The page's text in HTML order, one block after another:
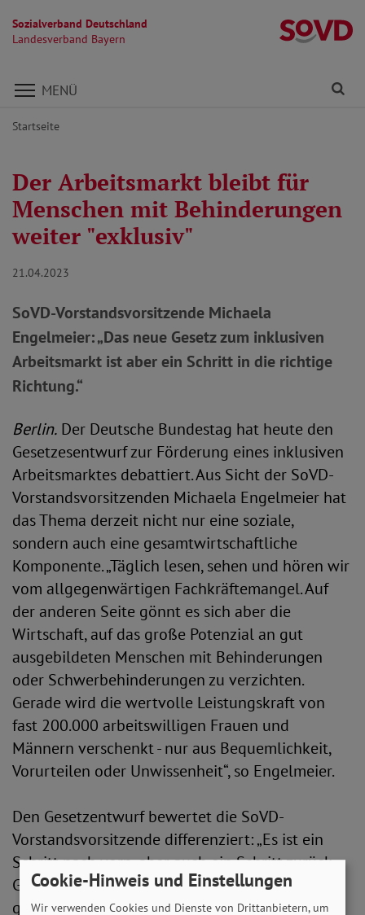
Sozialverband Deutschland
Landesverband Bayern
Direkt zu den Inhalten springen
MENÜ
Startseite
Der Arbeitsmarkt bleibt für
Menschen mit Behinderungen
weiter "exklusiv"
21.04.2023
SoVD-Vorstandsvorsitzende Michaela
Engelmeier: „Das neue Gesetz zum inklusiven
Arbeitsmarkt ist aber ein Schritt in die richtige
Richtung.“
Berlin. Der Deutsche Bundestag hat heute den
Gesetzesentwurf zur Förderung eines inklusiven
Arbeitsmarktes debattiert. Aus Sicht der SoVD-
Vorstandsvorsitzenden Michaela Engelmeier hat
das Thema derzeit nicht nur eine soziale,
sondern auch eine gesamtwirtschaftliche
Komponente. „Täglich lesen, sehen und hören wir
vom allgegenwärtigen Fachkräftemangel. Auf
der anderen Seite gönnt es sich aber die
Wirtschaft, auf das große Potenzial an gut
ausgebildeten Menschen mit Behinderungen
oder Schwerbehinderungen zu verzichten.
Gerade wird die wertvolle Leistungskraft von
fast 200.000 arbeitswilligen Frauen und
Männern verschenkt - nur aus Bequemlichkeit,
Vorurteilen oder Unwissenheit“, so Engelmeier.
Den Gesetzentwurf bewertet die SoVD-
Vorstandsvorsitzende differenziert: „Es ist ein
Schritt nach vorn, aber auch ein Schritt zurück.
Gut ist, dass der Arbeitsmarkt nun inklusiver
gestaltet werden soll. Auch die höhere
Cookie-Hinweis und Einstellungen
Wir verwenden Cookies und Dienste von Drittanbietern, um